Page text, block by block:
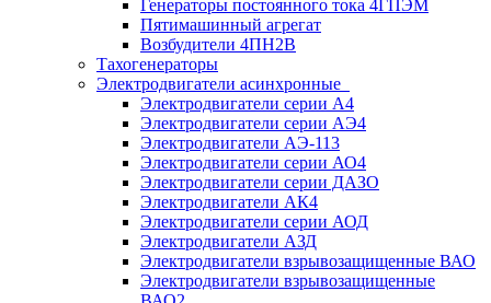
Генераторы постоянного тока 4ГПЭМ
Пятимашинный агрегат
Возбудители 4ПН2В
Тахогенераторы
Электродвигатели асинхронные
Электродвигатели серии А4
Электродвигатели серии АЭ4
Электродвигатели АЭ-113
Электродвигатели серии АО4
Электродвигатели серии ДАЗО
Электродвигатели АК4
Электродвигатели серии АОД
Электродвигатели АЗД
Электродвигатели взрывозащищенные ВАО
Электродвигатели взрывозащищенные